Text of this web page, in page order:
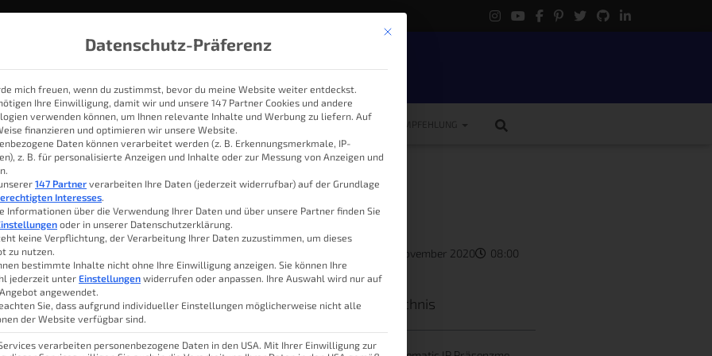
IOBROKER THEMEN KATEGORIEN SMART HOME SYSTEME EMPFEHLUNG
– wirklich gut?
Homematic IP Präsenzmelder
sobald ich mich im Raum befinde.
für allzu gut empfinde und warum
14. November 2020 08:00
Inhaltsverzeichnis
Mit diesem Button wird der Dialog geschlossen. Seine Funktionalität ist
Datenschutz-Präferenz
mich freuen, wenn du zustimmst, bevor du meine Website weiter entdeckst.
Ihre Einwilligung, damit wir und unsere 147 Partner Cookies und andere
verwenden können, um Ihnen relevante Inhalte und Werbung zu liefern. Auf
finanzieren und optimieren wir unsere Website.
Daten können verarbeitet werden (z. B. Erkennungsmerkmale, IP-
z. B. für personalisierte Anzeigen und Inhalte oder zur Messung von Anzeigen und
147 Partner verarbeiten Ihre Daten (jederzeit widerrufbar) auf der Grundlage
Interesses.
Informationen über die Verwendung Ihrer Daten und über unsere Partner finden Sie
oder in unserer Datenschutzerklärung.
keine Verpflichtung, der Verarbeitung Ihrer Daten zuzustimmen, um dieses
zu nutzen.
bestimmte Inhalte nicht ohne Ihre Einwilligung anzeigen. Sie können Ihre
jederzeit unter Einstellungen widerrufen oder anpassen. Ihre Auswahl wird nur auf
angewendet.
Sie, dass aufgrund individueller Einstellungen möglicherweise nicht alle
der Website verfügbar sind.
verarbeiten personenbezogene Daten in den USA. Mit Ihrer Einwilligung zur